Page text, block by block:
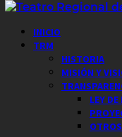
Saltar
contenido
Menú
principal
INICIO
TRM
HISTORIA
MISIÓN Y
LEY